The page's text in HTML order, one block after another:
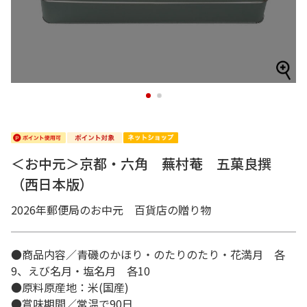
1 2
＜お中元＞京都・六角 蕪村菴 五菓良撰
（西日本版）
2026年郵便局のお中元 百貨店の贈り物
●商品内容／青磯のかほり・のたりのたり・花満月 各
9、えび名月・塩名月 各10
●原料原産地：米(国産)
●賞味期間／常温で90日